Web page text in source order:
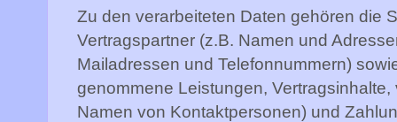
Zu den verarbeiteten Daten gehören die
Vertragspartner (z.B. Namen und
Mailadressen und Telefonnummern)
genommene Leistungen,
Namen von Kontaktpersonen) und